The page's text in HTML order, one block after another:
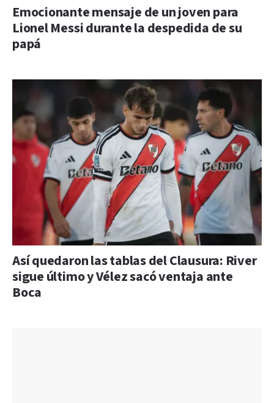
Emocionante mensaje de un joven para
Lionel Messi durante la despedida de su
papá
Así quedaron las tablas del Clausura: River
sigue último y Vélez sacó ventaja ante
Boca